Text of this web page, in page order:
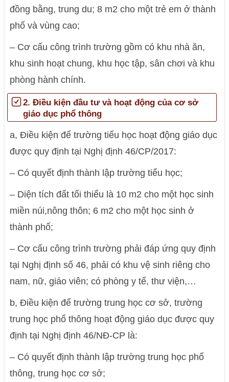
đồng bằng, trung du; 8 m2 cho một trẻ em ở thành
phố và vùng cao;
– Cơ cấu công trình trường gồm có khu nhà ăn,
khu sinh hoạt chung, khu học tập, sân chơi và khu
phòng hành chính.
2. Điều kiện đầu tư và hoạt động của cơ sở
giáo dục phổ thông
a, Điều kiện để trường tiểu học hoạt động giáo dục
được quy định tại Nghị định 46/CP/2017:
– Có quyết định thành lập trường tiểu học;
– Diện tích đất tối thiểu là 10 m2 cho một học sinh
miền núi,nông thôn; 6 m2 cho một học sinh ở
thành phố;
– Cơ cấu công trình trường phải đáp ứng quy định
tại Nghị định số 46, phải có khu vệ sinh riêng cho
nam, nữ, giáo viên; có phòng y tế, thư viện,…
b, Điều kiện để trường trung học cơ sở, trường
trung học phổ thông hoạt động giáo dục được quy
định tại Nghị định 46/NĐ-CP là:
– Có quyết định thành lập trường trung học phổ
thông, trung học cơ sở;